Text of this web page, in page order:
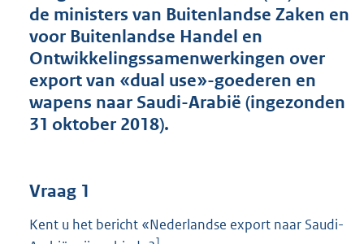
s
g
r
o
t
b
de ministers van Buitenlandse Zaken en
voor Buitenlandse Handel en
Ontwikkelingssamenwerkingen over
export van «dual use»-goederen en
wapens naar Saudi-Arabië (ingezonden
31 oktober 2018).
Vraag 1
Kent u het bericht «Nederlandse export naar Saudi-
1